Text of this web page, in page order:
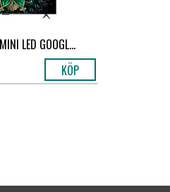
LED GOOGL...
KÖP